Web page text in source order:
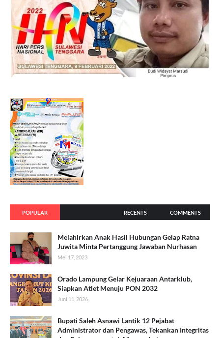
POPULAR RECENTS COMMENTS
Melahirkan Anak Hasil Hubungan Gelap Ratna
Juwita Minta Pertanggung Jawaban Nurhasan
Mei 17, 2023
Orado Lampung Gelar Kejuaraan Antarklub,
Siapkan Atlet Menuju PON 2032
Juni 11, 2026
Bupati Saleh Asnawi Lantik 12 Pejabat
Administrator dan Pengawas, Tekankan Integritas